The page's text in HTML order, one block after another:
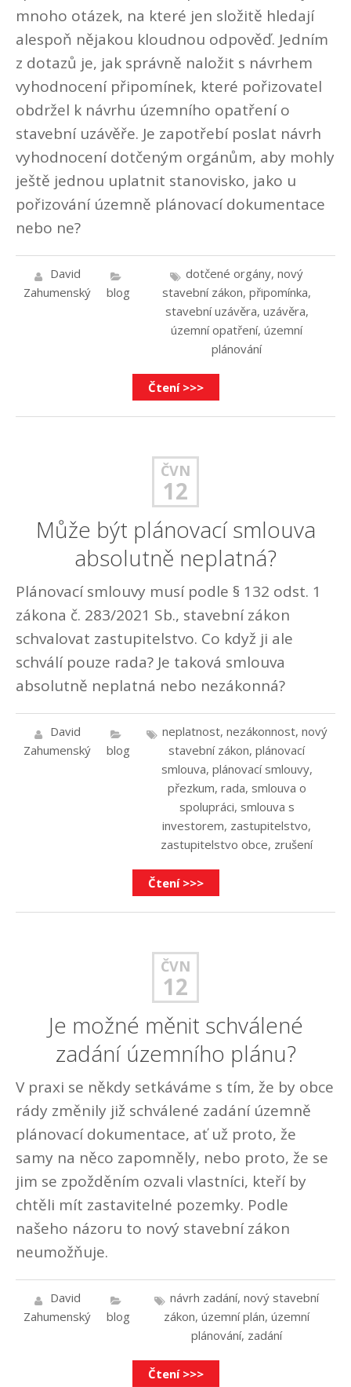
mnoho otázek, na které jen složitě hledají
alespoň nějakou kloudnou odpověď. Jedním
z dotazů je, jak správně naložit s návrhem
vyhodnocení připomínek, které pořizovatel
obdržel k návrhu územního opatření o
stavební uzávěře. Je zapotřebí poslat návrh
vyhodnocení dotčeným orgánům, aby mohly
ještě jednou uplatnit stanovisko, jako u
pořizování územně plánovací dokumentace
nebo ne?
David
Zahumenský
blog
dotčené orgány, nový
stavební zákon, připomínka,
stavební uzávěra, uzávěra,
územní opatření, územní
plánování
Čtení >>>
ČVN
12
Může být plánovací smlouva
absolutně neplatná?
Plánovací smlouvy musí podle § 132 odst. 1
zákona č. 283/2021 Sb., stavební zákon
schvalovat zastupitelstvo. Co když ji ale
schválí pouze rada? Je taková smlouva
absolutně neplatná nebo nezákonná?
David
Zahumenský
blog
neplatnost, nezákonnost, nový
stavební zákon, plánovací
smlouva, plánovací smlouvy,
přezkum, rada, smlouva o
spolupráci, smlouva s
investorem, zastupitelstvo,
zastupitelstvo obce, zrušení
Čtení >>>
ČVN
12
Je možné měnit schválené
zadání územního plánu?
V praxi se někdy setkáváme s tím, že by obce
rády změnily již schválené zadání územně
plánovací dokumentace, ať už proto, že
samy na něco zapomněly, nebo proto, že se
jim se zpožděním ozvali vlastníci, kteří by
chtěli mít zastavitelné pozemky. Podle
našeho názoru to nový stavební zákon
neumožňuje.
David
Zahumenský
blog
návrh zadání, nový stavební
zákon, územní plán, územní
plánování, zadání
Čtení >>>